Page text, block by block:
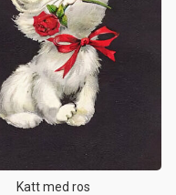
Katt med ros